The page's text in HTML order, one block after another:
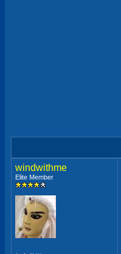
windwithme
Elite Member